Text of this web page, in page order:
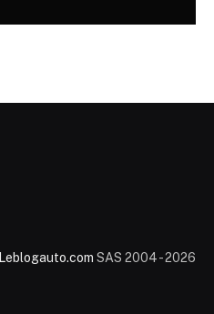
Leblogauto.com SAS 2004 - 2026